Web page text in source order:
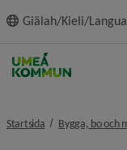
innehållet
Giälah/Kieli/
Startsida Bygga, bo och